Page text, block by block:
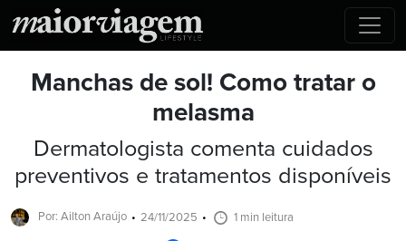
Manchas de sol! Como tratar o
melasma
Dermatologista comenta cuidados
preventivos e tratamentos disponíveis
Por: Ailton Araújo 24/11/2025 1 min leitura